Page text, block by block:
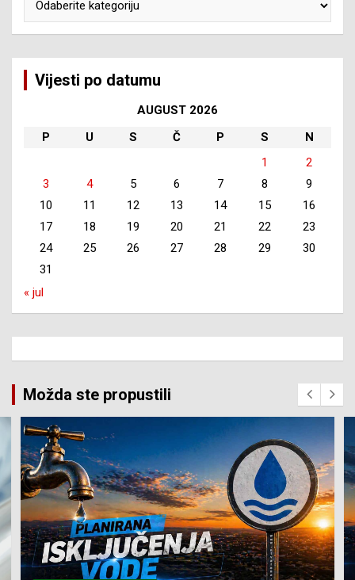
Vijesti po datumu
AUGUST 2026
P
U S Č P S
N
1
2
3
4 5 6 7 8
9
10
11 12 13 14 15
16
17
18 19 20 21 22
23
24
25 26 27 28 29
30
31
« jul
Možda ste propustili